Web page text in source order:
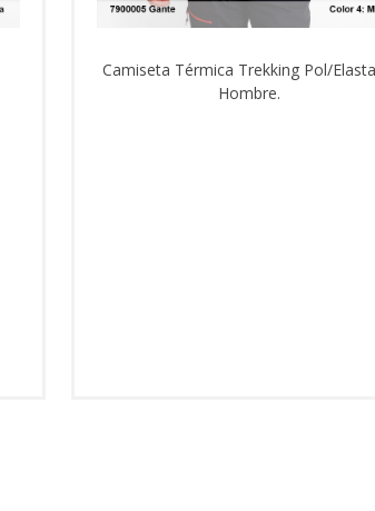
Camiseta Térmica Trekking Pol/
Hombre.